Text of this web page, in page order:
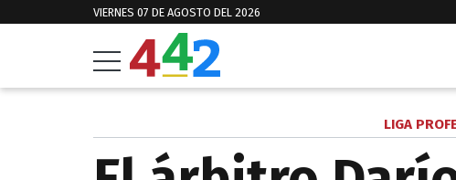
VIERNES 07 DE AGOSTO DEL 2026
LIGA